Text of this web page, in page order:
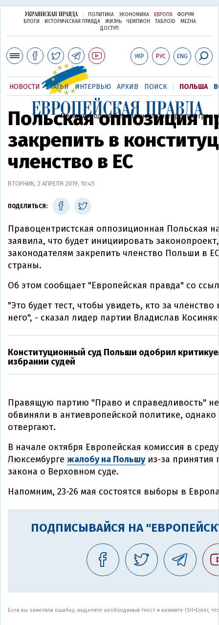
ПОЛИТИКА ЭКОНОМИКА ЕВРОПА
ФОРУМ
БЛОГИ
ИСТОРИЧЕСКАЯ ПРАВДА ЖИЗНЬ ЧЕМПИОН ТАБЛОID
MEZHA
ДОСТУП
УКР РУС ENG
Международная безопасность и
НОВОСТИ СТАТЬИ ИНТЕРВЬЮ АРХИВ ПОИСК ПОЛЬША
Польская оппозиция
закрепить в
членство в ЕС
ВТОРНИК, 2 АПРЕЛЯ 2019, 10:45
ПОДЕЛИТЬСЯ:
Правоцентристская оппозиционная Польская
заявила, что будет инициировать
законодателям закрепить членство Польши в
страны.
Об этом сообщает "Европейская правда" со
"Это будет тест, чтобы увидеть, кто за
него", - сказал лидер партии Владислав
Конституционный суд Польши одобрил
избрании судей
Правящую партию "Право и справедливость"
обвиняли в антиевропейской политике,
отвергают.
В начале октября Европейская комиссия в
Люксембурге жалобу на Польшуиз-за принятия
закона о Верховном суде.
Напомним, 23-26 мая состоятся выборы в
ПОДПИСЫВАЙСЯ НА
Если вы заметили ошибку, выделите необходимый текст и нажмите Ctrl+Enter,